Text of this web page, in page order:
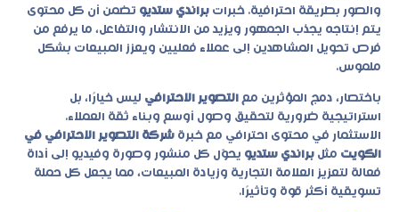
والصور بطريقة احترافية. خبرات براندي ستديو تضمن أن كل محتوى
يتم إنتاجه يجذب الجمهور ويزيد من الانتشار والتفاعل، ما يرفع من
فرص تحويل المشاهدين إلى عملاء فعليين ويعزز المبيعات بشكل
ملموس.
باختصار، دمج المؤثرين مع التصوير الاحترافي ليس خيارًا، بل
استراتيجية ضرورية لتحقيق وصول أوسع وبناء ثقة العملاء.
الاستثمار في محتوى احترافي مع خبرة شركة التصوير الاحترافي في
الكويت مثل براندي ستديو يحوّل كل منشور وصورة وفيديو إلى أداة
فعالة لتعزيز العلامة التجارية وزيادة المبيعات، مما يجعل كل حملة
تسويقية أكثر قوة وتأثيرًا.